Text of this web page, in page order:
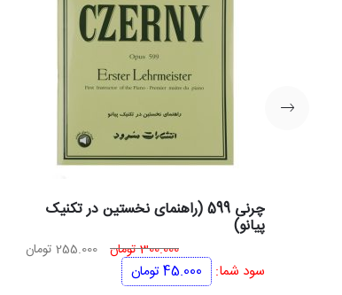
چرنی 599 (راهنمای نخستین در تکنیک
پیانو)
300.000تومان قیمت
255.000 تومان
سود شما: 45.000تومان